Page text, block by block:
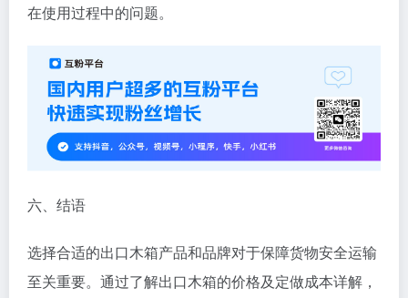
在使用过程中的问题。
六、结语
选择合适的出口木箱产品和品牌对于保障货物安全运输
至关重要。通过了解出口木箱的价格及定做成本详解，